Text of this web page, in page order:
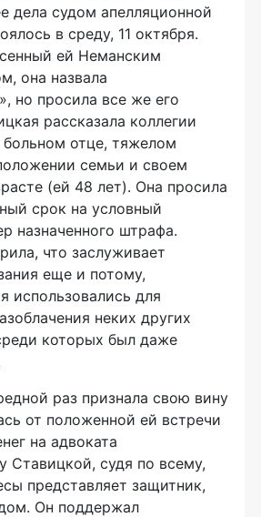
дела судом апелляционной
в среду, 11 октября.
ей Неманским
она назвала
но просила все же его
рассказала коллегии
больном отце, тяжелом
семьи и своем
(ей 48 лет). Она просила
срок на условный
назначенного штрафа.
что заслуживает
еще и потому,
использовались для
неких других
которых был даже
раз признала свою вину
от положенной ей встречи
на адвоката
Ставицкой, судя по всему,
представляет защитник,
Он поддержал